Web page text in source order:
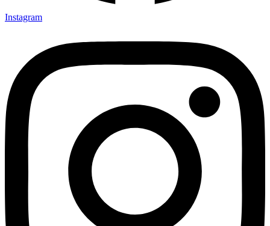
Instagram